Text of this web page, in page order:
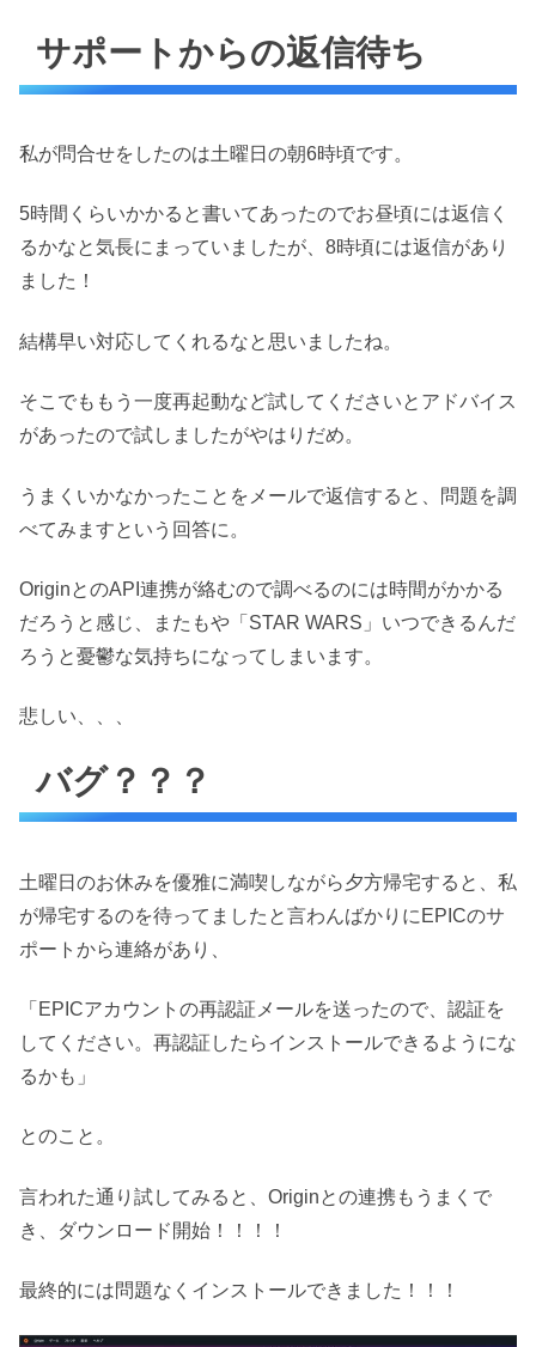
サポートからの返信待ち
私が問合せをしたのは土曜日の朝6時頃です。
5時間くらいかかると書いてあったのでお昼頃には返信く
るかなと気長にまっていましたが、8時頃には返信があり
ました！
結構早い対応してくれるなと思いましたね。
そこでももう一度再起動など試してくださいとアドバイス
があったので試しましたがやはりだめ。
うまくいかなかったことをメールで返信すると、問題を調
べてみますという回答に。
OriginとのAPI連携が絡むので調べるのには時間がかかる
だろうと感じ、またもや「STAR WARS」いつできるんだ
ろうと憂鬱な気持ちになってしまいます。
悲しい、、、
バグ？？？
土曜日のお休みを優雅に満喫しながら夕方帰宅すると、私
が帰宅するのを待ってましたと言わんばかりにEPICのサ
ポートから連絡があり、
「EPICアカウントの再認証メールを送ったので、認証を
してください。再認証したらインストールできるようにな
るかも」
とのこと。
言われた通り試してみると、Originとの連携もうまくで
き、ダウンロード開始！！！！
最終的には問題なくインストールできました！！！